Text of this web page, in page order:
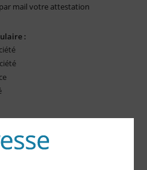
mail votre attestation
: